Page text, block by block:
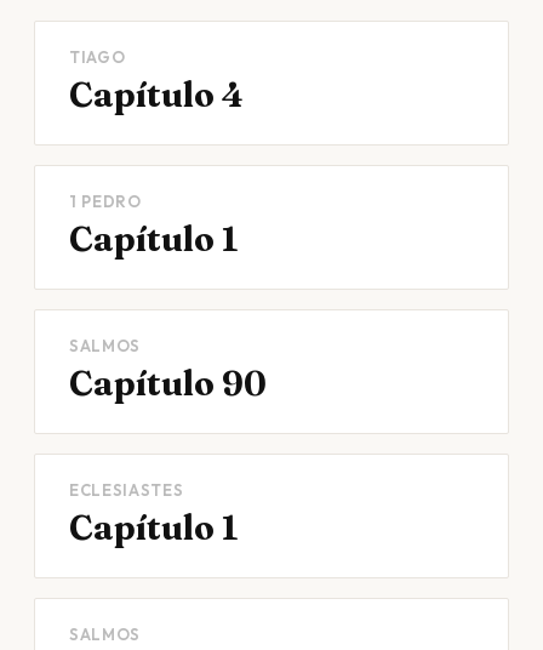
TIAGO
Capítulo 4
1 PEDRO
Capítulo 1
SALMOS
Capítulo 90
ECLESIASTES
Capítulo 1
SALMOS